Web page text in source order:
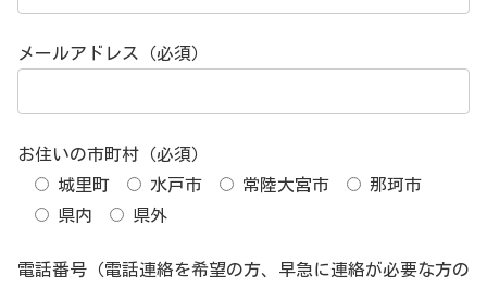
メールアドレス（必須）
お住いの市町村（必須）
城里町
水戸市 常陸大宮市
那珂市
県内
県外
電話番号（電話連絡を希望の方、早急に連絡が必要な方の